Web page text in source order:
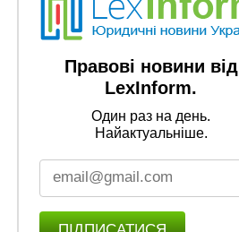
Правові новини від
LexInform.
Один раз на день.
Найактуальніше.